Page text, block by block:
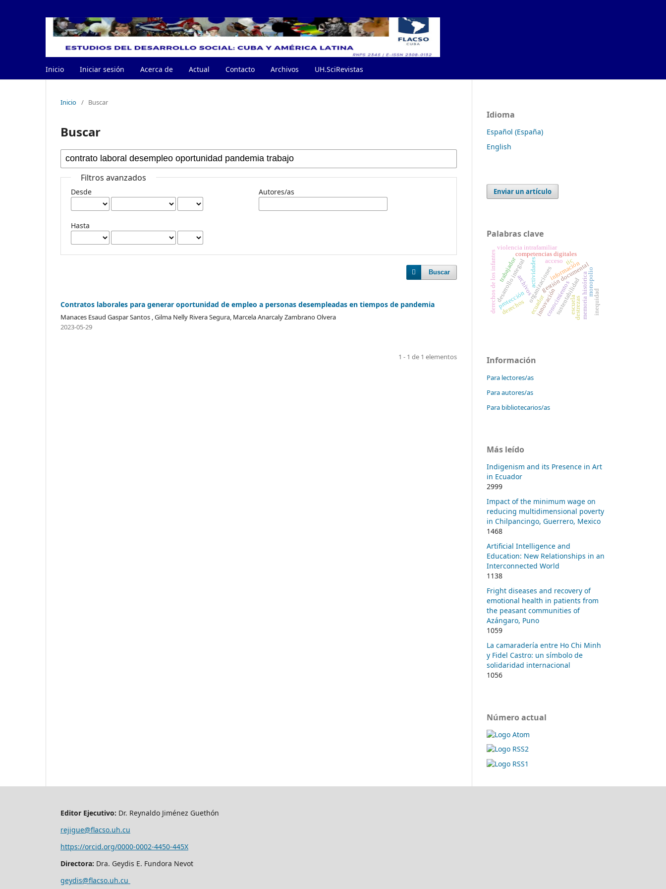
Inicio Iniciar sesión Acerca de Actual Contacto Archivos UH.SciRevistas
Inicio / Buscar
Buscar
Filtros avanzados
Desde
Hasta
Autores/as
Buscar
Contratos laborales para generar oportunidad de empleo a personas desempleadas en tiempos de pandemia
Manaces Esaud Gaspar Santos , Gilma Nelly Rivera Segura, Marcela Anarcaly Zambrano Olvera
2023-05-29
1 - 1 de 1 elementos
Idioma
Español (España)
English
Enviar un artículo
Palabras clave
gestión documental
archivos memoria histórica
organizacionesinformación
desarrollo integral
derechos de los infantesprotección ecuador
actividades
competencias digitales
conocimientos
tic
violencia intrafamiliar
sustentabilidad
trabajador
derechos innovación escuela
monopolio
inequidad
acceso
destrezas
Información
Para lectores/as
Para autores/as
Para bibliotecarios/as
Más leído
Indigenism and its Presence in Art
in Ecuador
2999
Impact of the minimum wage on
reducing multidimensional poverty
in Chilpancingo, Guerrero, Mexico
1468
Artificial Intelligence and
Education: New Relationships in an
Interconnected World
1138
Fright diseases and recovery of
emotional health in patients from
the peasant communities of
Azángaro, Puno
1059
La camaradería entre Ho Chi Minh
y Fidel Castro: un símbolo de
solidaridad internacional
1056
Número actual
Editor Ejecutivo: Dr. Reynaldo Jiménez Guethón
rejigue@flacso.uh.cu
https://orcid.org/0000-0002-4450-445X
Directora: Dra. Geydis E. Fundora Nevot
geydis@flacso.uh.cu